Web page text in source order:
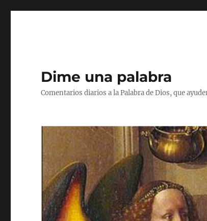
Dime una palabra
Comentarios diarios a la Palabra de Dios, que